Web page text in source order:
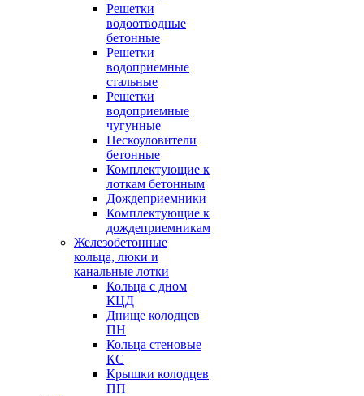
Решетки
водоотводные
бетонные
Решетки
водоприемные
стальные
Решетки
водоприемные
чугунные
Пескоуловители
бетонные
Комплектующие к
лоткам бетонным
Дождеприемники
Комплектующие к
дождеприемникам
Железобетонные
кольца, люки и
канальные лотки
Кольца с дном
КЦД
Днище колодцев
ПН
Кольца стеновые
КС
Крышки колодцев
ПП